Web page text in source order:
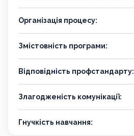
Організація процесу:
Змістовність програми:
Відповідність профстандарту:
Злагодженість комунікації:
Гнучкість навчання: